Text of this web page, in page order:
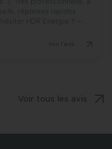
Voir l'avis
Voir tous les avis